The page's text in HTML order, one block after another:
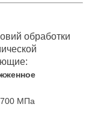
обработки
МПа